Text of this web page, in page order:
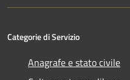
Categorie di Servizio
Anagrafe e stato civile